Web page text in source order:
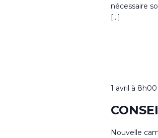
nécessaire
[…]
1 avril à 8h00
Nouvelle